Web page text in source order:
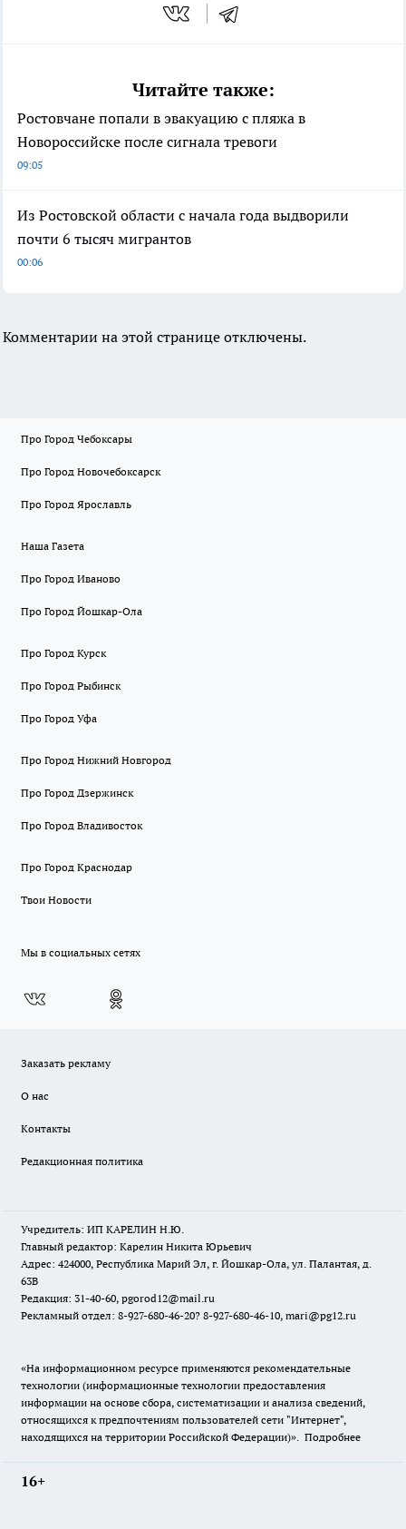
Читайте также:
Ростовчане попали в эвакуацию с пляжа в
Новороссийске после сигнала тревоги
09:05
Из Ростовской области с начала года выдворили
почти 6 тысяч мигрантов
00:06
Комментарии на этой странице отключены.
Про Город Чебоксары
Про Город Новочебоксарск
Про Город Ярославль
Наша Газета
Про Город Иваново
Про Город Йошкар-Ола
Про Город Курск
Про Город Рыбинск
Про Город Уфа
Про Город Нижний Новгород
Про Город Дзержинск
Про Город Владивосток
Про Город Краснодар
Твои Новости
Мы в социальных сетях
Заказать рекламу
О нас
Контакты
Редакционная политика
Учредитель: ИП КАРЕЛИН Н.Ю.
Главный редактор: Карелин Никита Юрьевич
Адрес: 424000, Республика Марий Эл, г. Йошкар-Ола, ул. Палантая, д.
63В
Редакция: 31-40-60, pgorod12@mail.ru
Рекламный отдел: 8-927-680-46-20? 8-927-680-46-10, mari@pg12.ru
«На информационном ресурсе применяются рекомендательные
технологии (информационные технологии предоставления
информации на основе сбора, систематизации и анализа сведений,
относящихся к предпочтениям пользователей сети "Интернет",
находящихся на территории Российской Федерации)». Подробнее
16+